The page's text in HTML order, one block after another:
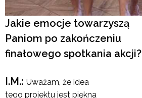
Jakie emocje towarzyszą
Paniom po zakończeniu
finałowego spotkania akcji?
I.M.: Uważam, że idea
tego projektu jest piękna